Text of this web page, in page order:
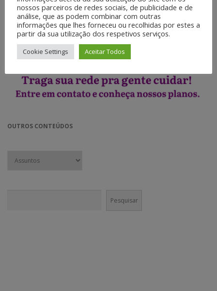
◉ Web Vídeos.
◉ Jornalismo móvel.
OUTROS CONTEÚDOS
Pesquisar
nossos parceiros de redes sociais, de publicidade e de
análise, que as podem combinar com outras
informações que lhes forneceu ou recolhidas por estes a
partir da sua utilização dos respetivos serviços.
Cookie Settings Aceitar Todos